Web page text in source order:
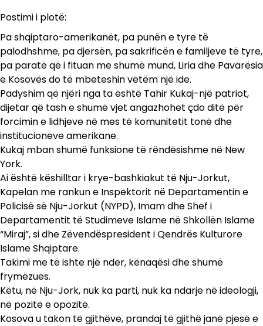
Postimi i plotë:
Pa shqiptaro-amerikanët, pa punën e tyre të
palodhshme, pa djersën, pa sakrificën e familjeve të tyre,
pa paratë që i fituan me shumë mund, Liria dhe Pavarësia
e Kosovës do të mbeteshin vetëm një ide.
Padyshim që njëri nga ta është Tahir Kukaj-një patriot,
dijetar që tash e shumë vjet angazhohet çdo ditë për
forcimin e lidhjeve në mes të komunitetit tonë dhe
institucioneve amerikane.
Kukaj mban shumë funksione të rëndësishme në New
York.
Ai është këshilltar i krye-bashkiakut të Nju-Jorkut,
Kapelan me rankun e Inspektorit në Departamentin e
Policisë së Nju-Jorkut (NYPD), Imam dhe Shef i
Departamentit të Studimeve Islame në Shkollën Islame
“Miraj”, si dhe Zëvendëspresident i Qendrës Kulturore
Islame Shqiptare.
Takimi me të ishte një nder, kënaqësi dhe shumë
frymëzues.
Këtu, në Nju-Jork, nuk ka parti, nuk ka ndarje në ideologji,
në pozitë e opozitë.
Kosova u takon të gjithëve, prandaj të gjithë janë pjesë e